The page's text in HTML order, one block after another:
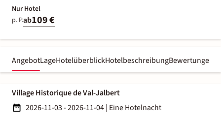
Nur Hotel
p. P.ab109 €
AngebotLageHotelüberblickHotelbeschreibungBewertungen
Village Historique de Val-Jalbert
2026-11-03 - 2026-11-04| Eine Hotelnacht